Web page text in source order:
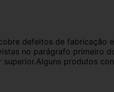
defeitos de fabricação e
no parágrafo primeiro
produtos